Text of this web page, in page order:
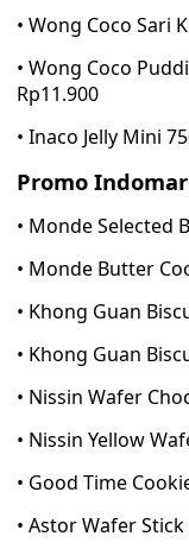
• Wong Coco Sari
• Wong Coco
Rp11.900
• Inaco Jelly Mini
Promo
• Monde Selected
• Monde Butter
• Khong Guan
• Khong Guan
• Nissin Wafer
• Nissin Yellow
• Good Time
• Astor Wafer